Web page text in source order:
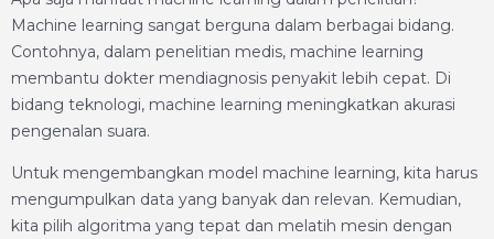
Machine learning sangat berguna dalam berbagai bidang.
Contohnya, dalam penelitian medis, machine learning
membantu dokter mendiagnosis penyakit lebih cepat. Di
bidang teknologi, machine learning meningkatkan akurasi
pengenalan suara.
Untuk mengembangkan model machine learning, kita harus
mengumpulkan data yang banyak dan relevan. Kemudian,
kita pilih algoritma yang tepat dan melatih mesin dengan